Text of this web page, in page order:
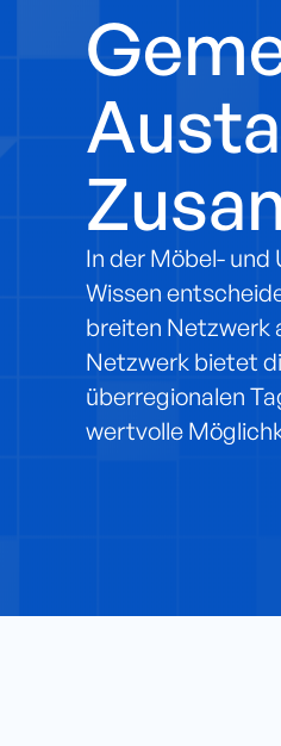
In der Möbel-
Wissen
breiten Netzwerk
Netzwerk bietet
überregionalen
wertvolle